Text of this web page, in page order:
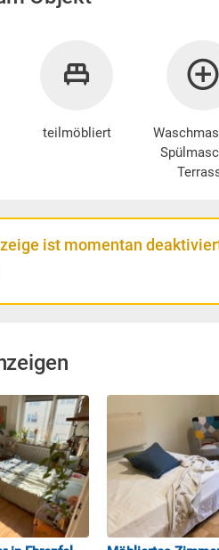
teilmöbliert
ist momentan